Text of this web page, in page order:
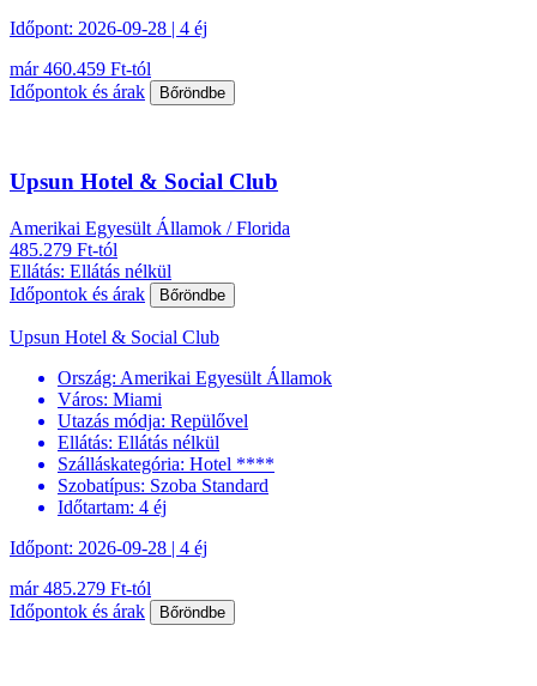
Időpont: 2026-09-28 | 4 éj
már 460.459 Ft-tól
Időpontok és árak
Bőröndbe
Upsun Hotel & Social Club
Amerikai Egyesült Államok / Florida
485.279 Ft-tól
Ellátás: Ellátás nélkül
Időpontok és árak
Bőröndbe
Upsun Hotel & Social Club
Ország: Amerikai Egyesült Államok
Város: Miami
Utazás módja: Repülővel
Ellátás: Ellátás nélkül
Szálláskategória: Hotel ****
Szobatípus: Szoba Standard
Időtartam: 4 éj
Időpont: 2026-09-28 | 4 éj
már 485.279 Ft-tól
Időpontok és árak
Bőröndbe